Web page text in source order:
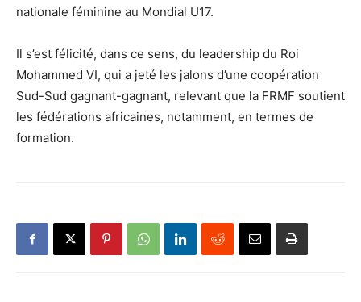
nationale féminine au Mondial U17.
Il s’est félicité, dans ce sens, du leadership du Roi
Mohammed VI, qui a jeté les jalons d’une coopération
Sud-Sud gagnant-gagnant, relevant que la FRMF soutient
les fédérations africaines, notamment, en termes de
formation.